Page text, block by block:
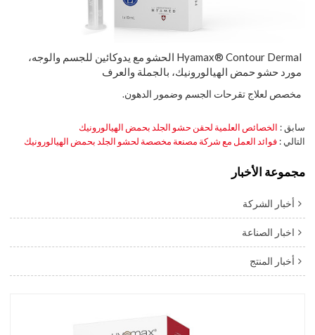
Hyamax® Contour Dermal الحشو مع يدوكائين للجسم والوجه،
مورد حشو حمض الهيالورونيك، بالجملة والعرف
مخصص لعلاج تقرحات الجسم وضمور الدهون.
سابق
الخصائص العلمية لحقن حشو الجلد بحمض الهيالورونيك
التالي
فوائد العمل مع شركة مصنعة مخصصة لحشو الجلد بحمض الهيالورونيك
مجموعة الأخبار
أخبار الشركة
اخبار الصناعة
أخبار المنتج